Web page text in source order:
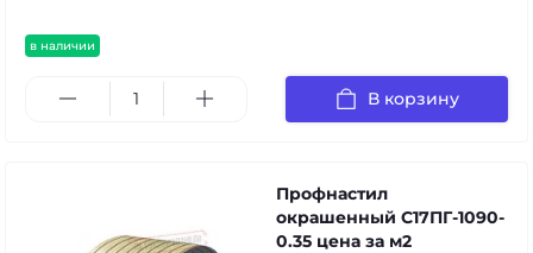
в наличии
В корзину
Профнастил
окрашенный С17ПГ-1090-
0.35 цена за м2